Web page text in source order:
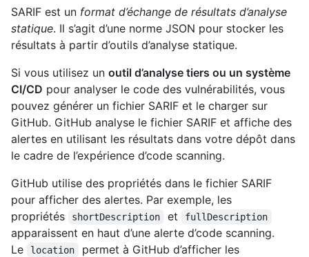
SARIF est un format d’échange de résultats d’analyse
statique. Il s’agit d’une norme JSON pour stocker les
résultats à partir d’outils d’analyse statique.
Si vous utilisez un outil d’analyse tiers ou un système
CI/CD pour analyser le code des vulnérabilités, vous
pouvez générer un fichier SARIF et le charger sur
GitHub. GitHub analyse le fichier SARIF et affiche des
alertes en utilisant les résultats dans votre dépôt dans
le cadre de l’expérience d’code scanning.
GitHub utilise des propriétés dans le fichier SARIF
pour afficher des alertes. Par exemple, les
propriétés
shortDescription et fullDescription
apparaissent en haut d’une alerte d’code scanning.
Le
location
permet à GitHub d’afficher les